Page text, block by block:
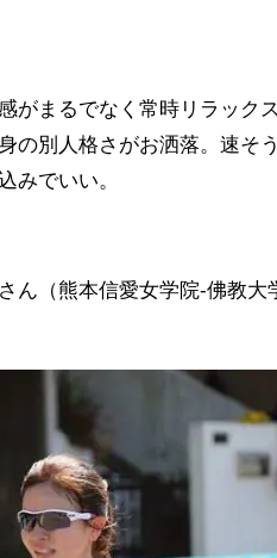
がまるでなく常時リラック
別人格さがお洒落。速そ
みでいい。
ん（熊本信愛女学院-佛教